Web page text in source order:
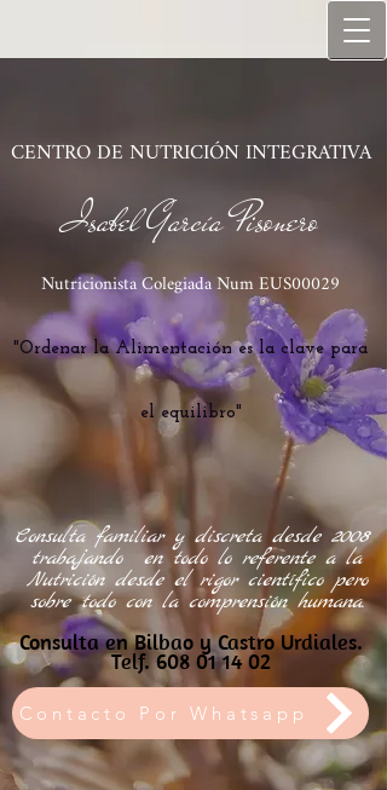
Consulta en Bilbao y Castro Urdiales.
Telf.608 01 14 02
Contacto Por Whatsapp
Consulta familiar y discreta desde 2008
trabajando en todo lo referente a la
Nutrición desde el rigor científico pero
sobre todo con la comprensión humana.
C​ENTRO DE NUTRICIÓN INTEGRATIVA
Isabel García Pisonero
Nutricionista Colegiada Num EUS00029
"Ordenar la Alimentación es la clave para
el equilibro"